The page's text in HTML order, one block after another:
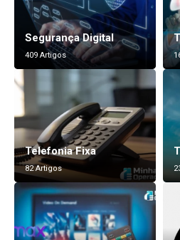
Segurança Digital
409 Artigos
Telefonia Fixa
82 Artigos